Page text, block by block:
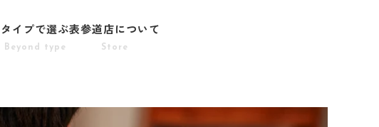
タイプで選ぶ
Beyond type
表参道店について
Store